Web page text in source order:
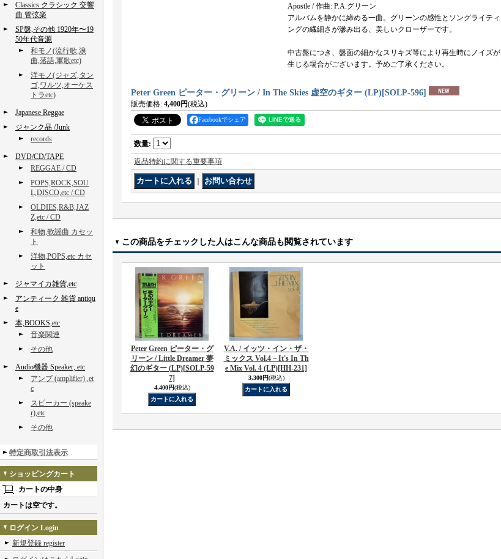
Classics クラシック 交響
曲 管弦楽
SP盤,その他 1920年〜19
50年代音源
和モノ(流行歌,浪
曲,落語,軍歌etc)
洋モノ(ジャズ,タン
ゴ,ワルツ,オーケス
トラetc)
Japanese Reggae
ジャンク品 /Junk
records
DVD/CD/TAPE
REGGAE / CD
POPS,ROCK,SOU
L,DISCO,etc / CD
OLDIES,R&B,JAZ
Z,etc / CD
和物,歌謡曲 カセッ
ト
洋物,POPS,etc カセ
ット
ジャマイカ雑貨,etc
アンティーク 雑貨 antiqu
e
本,BOOKS,etc
音楽関連
その他
Audio機器 Speaker, etc
アンプ (amplifier) ,et
c
スピーカー (speake
r),etc
その他
特定商取引法表示
ショッピングカート
カートの中身
カートは空です。
ログイン Login
新規登録 register
Apostle / 作曲: P.A.グリーン
アルバムを静かに締める一曲。グリーンの感性とソングライティ
ングの繊細さが滲み出る、美しいクローザーです。
中古盤につき、盤面の細かなスリキズ等により再生時にノイズが
生じる場合がございます。予めご了承ください。
Peter Green ピーター・グリーン / In The Skies 虚空のギター (LP) [SOLP-596]
販売価格: 4,400円(税込)
Facebookでシェア
数量:
返品特約に関する重要事項
この商品をチェックした人はこんな商品も閲覧されています
Peter Green ピーター・グ
リーン / Little Dreamer 夢
幻のギター (LP)[SOLP-59
7]
4,400円(税込)
V.A. / イッツ・イン・ザ・
ミックス Vol.4 ~ It's In Th
e Mix Vol. 4 (LP)[HH-231]
3,300円(税込)